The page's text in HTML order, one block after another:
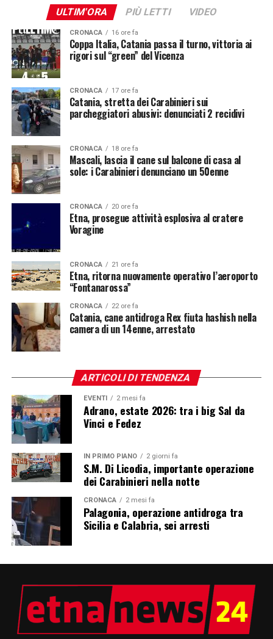
ULTIM'ORA PIÙ LETTI VIDEO
CRONACA 16 ore fa
Coppa Italia, Catania passa il turno, vittoria ai
rigori sul “green” del Vicenza
CRONACA 17 ore fa
Catania, stretta dei Carabinieri sui
parcheggiatori abusivi: denunciati 2 recidivi
CRONACA 18 ore fa
Mascali, lascia il cane sul balcone di casa al
sole: i Carabinieri denunciano un 50enne
CRONACA 20 ore fa
Etna, prosegue attività esplosiva al cratere
Voragine
CRONACA 21 ore fa
Etna, ritorna nuovamente operativo l’aeroporto
“Fontanarossa”
CRONACA 22 ore fa
Catania, cane antidroga Rex fiuta hashish nella
camera di un 14enne, arrestato
ARTICOLI DI TENDENZA
EVENTI 2 mesi fa
Adrano, estate 2026: tra i big Sal da
Vinci e Fedez
IN PRIMO PIANO 2 giorni fa
S.M. Di Licodia, importante operazione
dei Carabinieri nella notte
CRONACA 2 mesi fa
Palagonia, operazione antidroga tra
Sicilia e Calabria, sei arresti